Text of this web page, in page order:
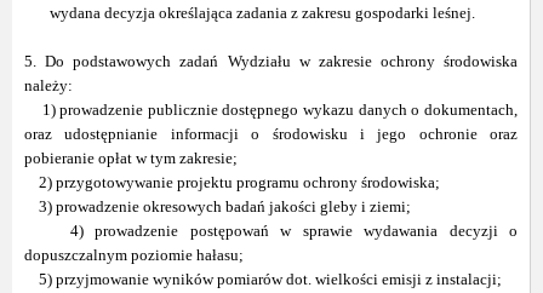
wydana decyzja określająca zadania z zakresu gospodarki leśnej.
5. Do podstawowych zadań Wydziału w zakresie ochrony środowiska
należy:
1) prowadzenie publicznie dostępnego wykazu danych o dokumentach,
oraz udostępnianie informacji o środowisku i jego ochronie oraz
pobieranie opłat w tym zakresie;
2) przygotowywanie projektu programu ochrony środowiska;
3) prowadzenie okresowych badań jakości gleby i ziemi;
4) prowadzenie postępowań w sprawie wydawania decyzji o
dopuszczalnym poziomie hałasu;
5) przyjmowanie wyników pomiarów dot. wielkości emisji z instalacji;